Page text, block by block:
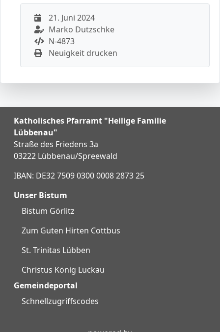
21. Juni 2024
Marko Dutzschke
N-4873
Neuigkeit drucken
Katholisches Pfarramt "Heilige Familie
Lübbenau"
Straße des Friedens 3a
03222 Lübbenau/Spreewald
IBAN: DE32 7509 0300 0008 2873 25
Unser Bistum
Bistum Görlitz
Zum Guten Hirten Cottbus
St. Trinitas Lübben
Christus König Luckau
Gemeindeportal
Schnellzugriffscodes